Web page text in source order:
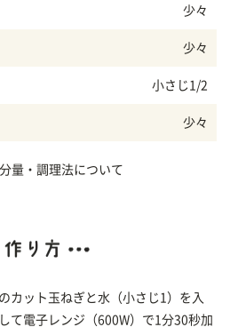
少々
少々
小さじ1/2
少々
量・調理法について
カット玉ねぎと水（小さじ1）を入
て電子レンジ（600W）で1分30秒加